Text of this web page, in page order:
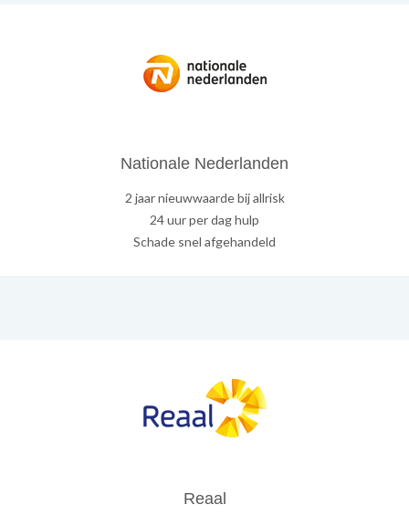
Nationale Nederlanden
2 jaar nieuwwaarde bij allrisk
24 uur per dag hulp
Schade snel afgehandeld
Reaal